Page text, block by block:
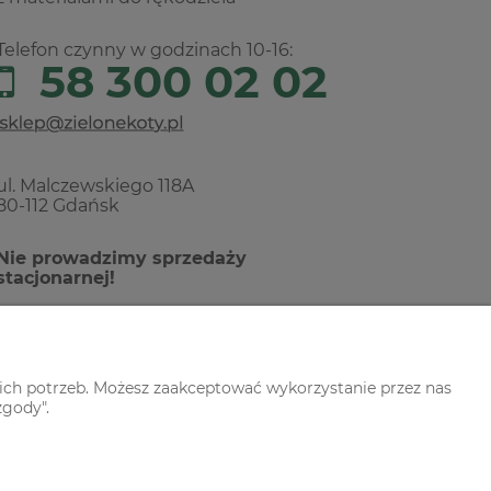
czynny w godzinach 10-16:
58 300 02 02
Malczewskiego 118A
112 Gdańsk
prowadzimy sprzedaży
potrzeb. Możesz zaakceptować wykorzystanie przez nas